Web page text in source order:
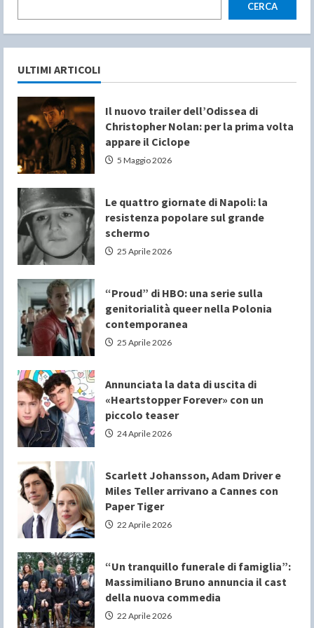
CERCA
ULTIMI ARTICOLI
Il nuovo trailer dell’Odissea di
Christopher Nolan: per la prima volta
appare il Ciclope
5 Maggio 2026
Le quattro giornate di Napoli: la
resistenza popolare sul grande
schermo
25 Aprile 2026
“Proud” di HBO: una serie sulla
genitorialità queer nella Polonia
contemporanea
25 Aprile 2026
Annunciata la data di uscita di
«Heartstopper Forever» con un
piccolo teaser
24 Aprile 2026
Scarlett Johansson, Adam Driver e
Miles Teller arrivano a Cannes con
Paper Tiger
22 Aprile 2026
“Un tranquillo funerale di famiglia”:
Massimiliano Bruno annuncia il cast
della nuova commedia
22 Aprile 2026